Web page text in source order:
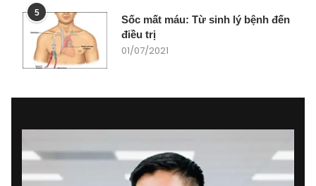
5
Sốc mất máu: Từ sinh lý bệnh đến
điều trị
01/07/2021